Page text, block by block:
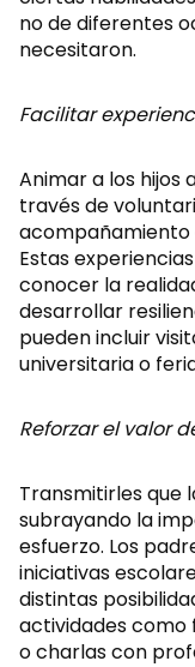
no de diferentes
necesitaron.
Facilitar
Animar a los hijos
través de
acompañamiento
Estas
conocer la
desarrollar
pueden incluir
universitaria o
Reforzar el valor
Transmitirles que
subrayando la
esfuerzo. Los
iniciativas
distintas
actividades como
o charlas con